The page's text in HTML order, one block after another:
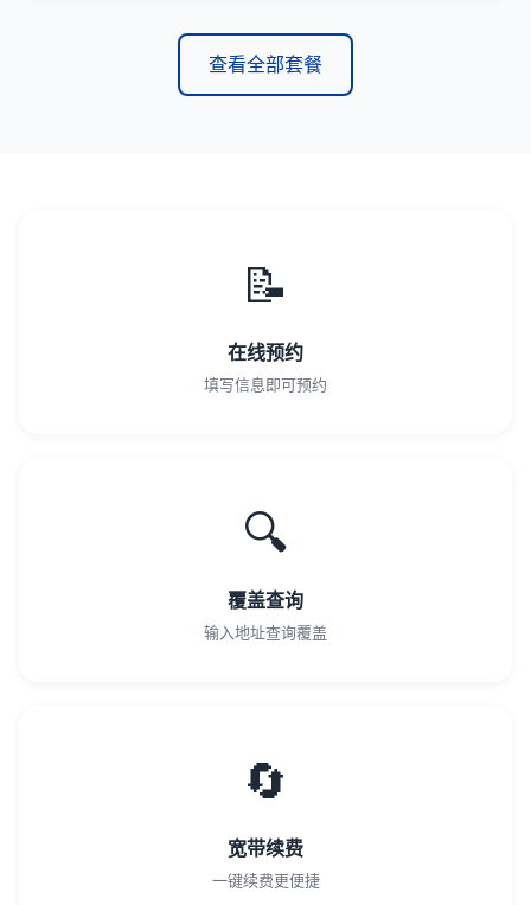
查看全部套餐
📝
在线预约
填写信息即可预约
🔍
覆盖查询
输入地址查询覆盖
🔄
宽带续费
一键续费更便捷